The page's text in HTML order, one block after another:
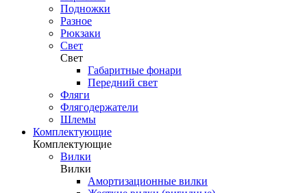
Подножки
Разное
Рюкзаки
Свет
Свет
Габаритные фонари
Передний свет
Фляги
Флягодержатели
Шлемы
Комплектующие
Комплектующие
Вилки
Вилки
Амортизационные вилки